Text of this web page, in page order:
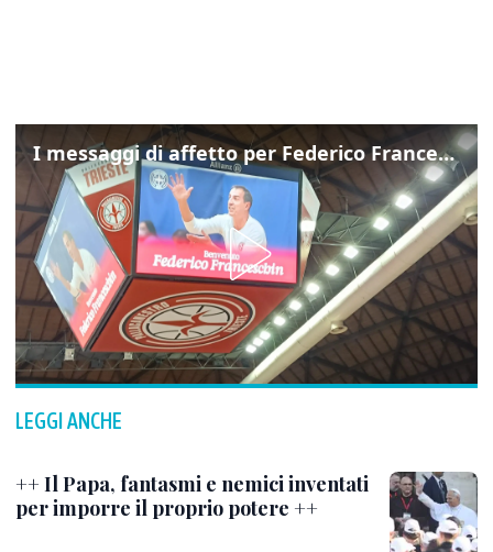
I messaggi di affetto per Federico Franceschin: così il mondo del basket gli è stato accanto fino all’ultimo
LEGGI ANCHE
++ Il Papa, fantasmi e nemici inventati
per imporre il proprio potere ++